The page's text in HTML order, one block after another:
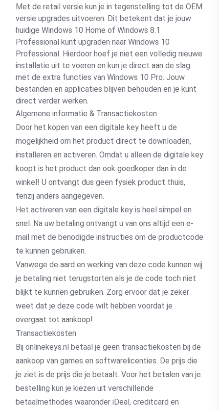
Met de retail versie kun je in tegenstelling tot de OEM
versie upgrades uitvoeren. Dit betekent dat je jouw
huidige Windows 10 Home of Windows 8.1
Professional kunt upgraden naar Windows 10
Professional. Hierdoor hoef je niet een volledig nieuwe
installatie uit te voeren en kun je direct aan de slag
met de extra functies van Windows 10 Pro. Jouw
bestanden en applicaties blijven behouden en je kunt
direct verder werken.
Algemene informatie & Transactiekosten
Door het kopen van een digitale key heeft u de
mogelijkheid om het product direct te downloaden,
installeren en activeren. Omdat u alleen de digitale key
koopt is het product dan ook goedkoper dan in de
winkel! U ontvangt dus geen fysiek product thuis,
tenzij anders aangegeven.
Het activeren van een digitale key is heel simpel en
snel. Na uw betaling ontvangt u van ons altijd een e-
mail met de benodigde instructies om de productcode
te kunnen gebruiken.
Vanwege de aard en werking van deze code kunnen wij
je betaling niet terugstorten als je de code toch niet
blijkt te kunnen gebruiken. Zorg ervoor dat je zeker
weet dat je deze code wilt hebben voordat je
overgaat tot aankoop!
Transactiekosten
Bij onlinekeys.nl betaal je geen transactiekosten bij de
aankoop van games en softwarelicenties. De prijs die
je ziet is de prijs die je betaalt. Voor het betalen van je
bestelling kun je kiezen uit verschillende
betaalmethodes waaronder iDeal, creditcard en